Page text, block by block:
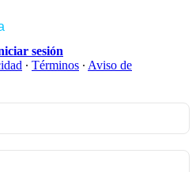
sesión
∙ Términos ∙ Aviso de